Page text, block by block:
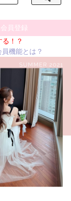
員登録
！？
員機能とは？